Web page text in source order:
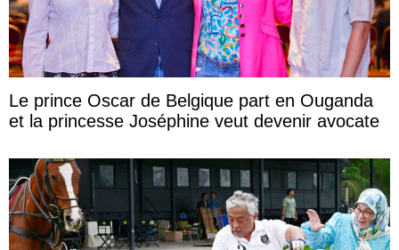
Le prince Oscar de Belgique part en Ouganda
et la princesse Joséphine veut devenir avocate